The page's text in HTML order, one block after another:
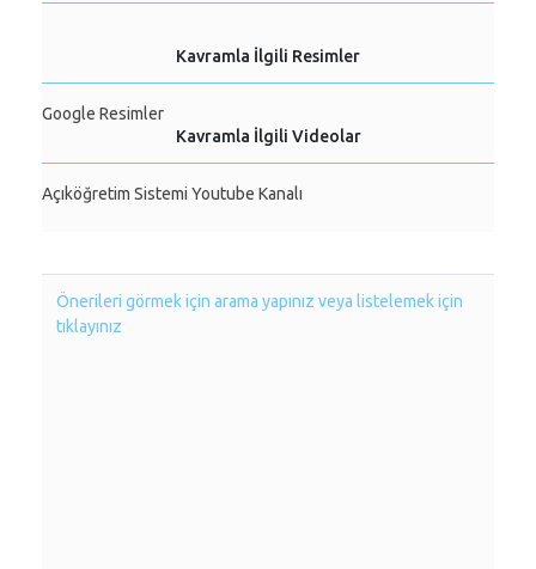
Kavramla İlgili Resimler
Google Resimler
Kavramla İlgili Videolar
Açıköğretim Sistemi Youtube Kanalı
Önerileri görmek için arama yapınız veya listelemek için
tıklayınız